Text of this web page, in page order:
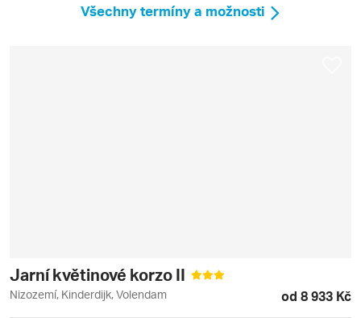
Všechny termíny a možnosti
Jarní květinové korzo II
Nizozemí, Kinderdijk, Volendam od 8 933 Kč